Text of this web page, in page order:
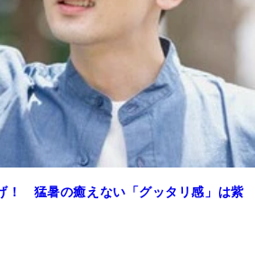
！ 猛暑の癒えない「グッタリ感」は紫